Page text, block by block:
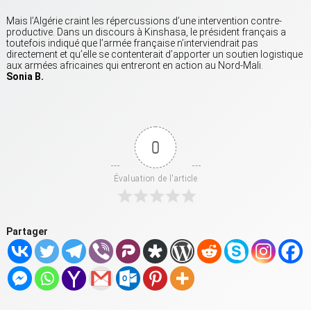
Mais l’Algérie craint les répercussions d’une intervention contre-
productive. Dans un discours à Kinshasa, le président français a
toutefois indiqué que l’armée française n’interviendrait pas
directement et qu’elle se contenterait d’apporter un soutien logistique
aux armées africaines qui entreront en action au Nord-Mali.
Sonia B.
0
Évaluation de l'article
Partager